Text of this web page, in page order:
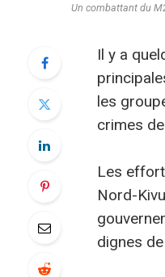
Un combattant du
Il y a
les
crimes
Les
Nord-
dignes